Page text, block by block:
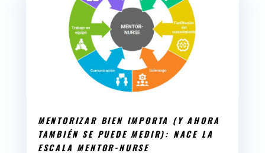
MENTORIZAR BIEN IMPORTA (Y AHORA
TAMBIÉN SE PUEDE MEDIR): NACE LA
ESCALA MENTOR-NURSE